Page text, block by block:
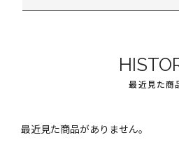
最近見た商
最近見た商品がありません。